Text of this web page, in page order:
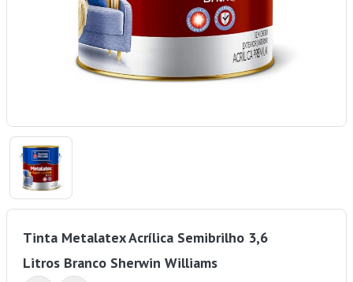
Tinta Metalatex Acrílica Semibrilho 3,6
Litros Branco Sherwin Williams